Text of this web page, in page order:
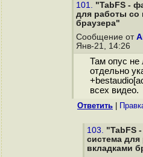
101. "TabFS -
для работы со
браузера"
Сообщение от
Янв-21, 14:26
Там опус
отдельно
всех видео.
Ответить
103. "TabFS
система
вкладками